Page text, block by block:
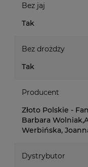
Bez jaj
Tak
Bez drożdży
Tak
Producent
Złoto Polskie -
Barbara
Werbińska,
Dystrybutor